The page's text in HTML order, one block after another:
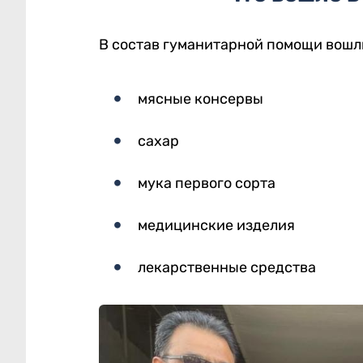
В состав гуманитарной помощи
мясные консервы
сахар
мука первого сорта
медицинские изделия
лекарственные средства